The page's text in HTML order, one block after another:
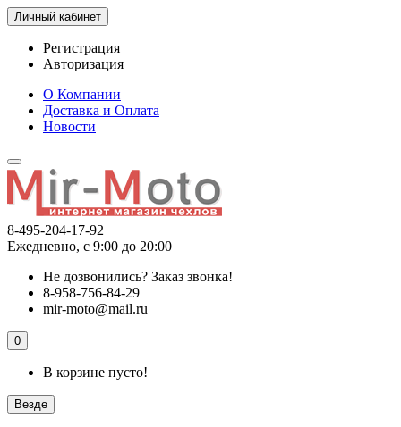
Личный кабинет
Регистрация
Авторизация
О Компании
Доставка и Оплата
Новости
8-495-204-17-92
Ежедневно, с 9:00 до 20:00
Не дозвонились? Заказ звонка!
8-958-756-84-29
mir-moto@mail.ru
0
В корзине пусто!
Везде